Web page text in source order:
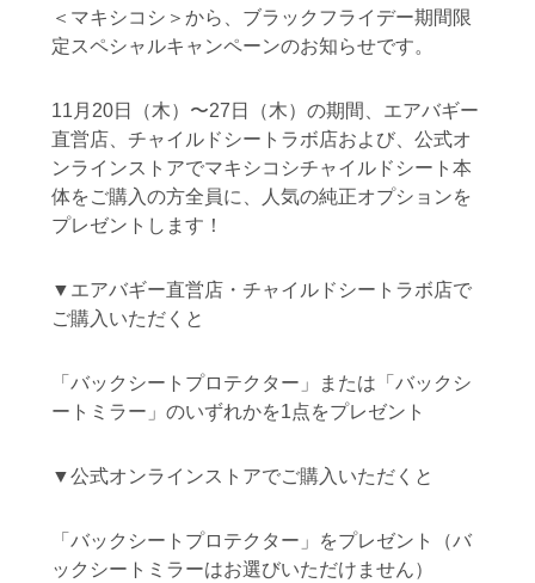
＜マキシコシ＞から、ブラックフライデー期間限
定スペシャルキャンペーンのお知らせです。
11月20日（木）〜27日（木）の期間、エアバギー
直営店、チャイルドシートラボ店および、公式オ
ンラインストアでマキシコシチャイルドシート本
体をご購入の方全員に、人気の純正オプションを
プレゼントします！
▼エアバギー直営店・チャイルドシートラボ店で
ご購入いただくと
「バックシートプロテクター」または「バックシ
ートミラー」のいずれかを1点をプレゼント
▼公式オンラインストアでご購入いただくと
「バックシートプロテクター」をプレゼント（バ
ックシートミラーはお選びいただけません）